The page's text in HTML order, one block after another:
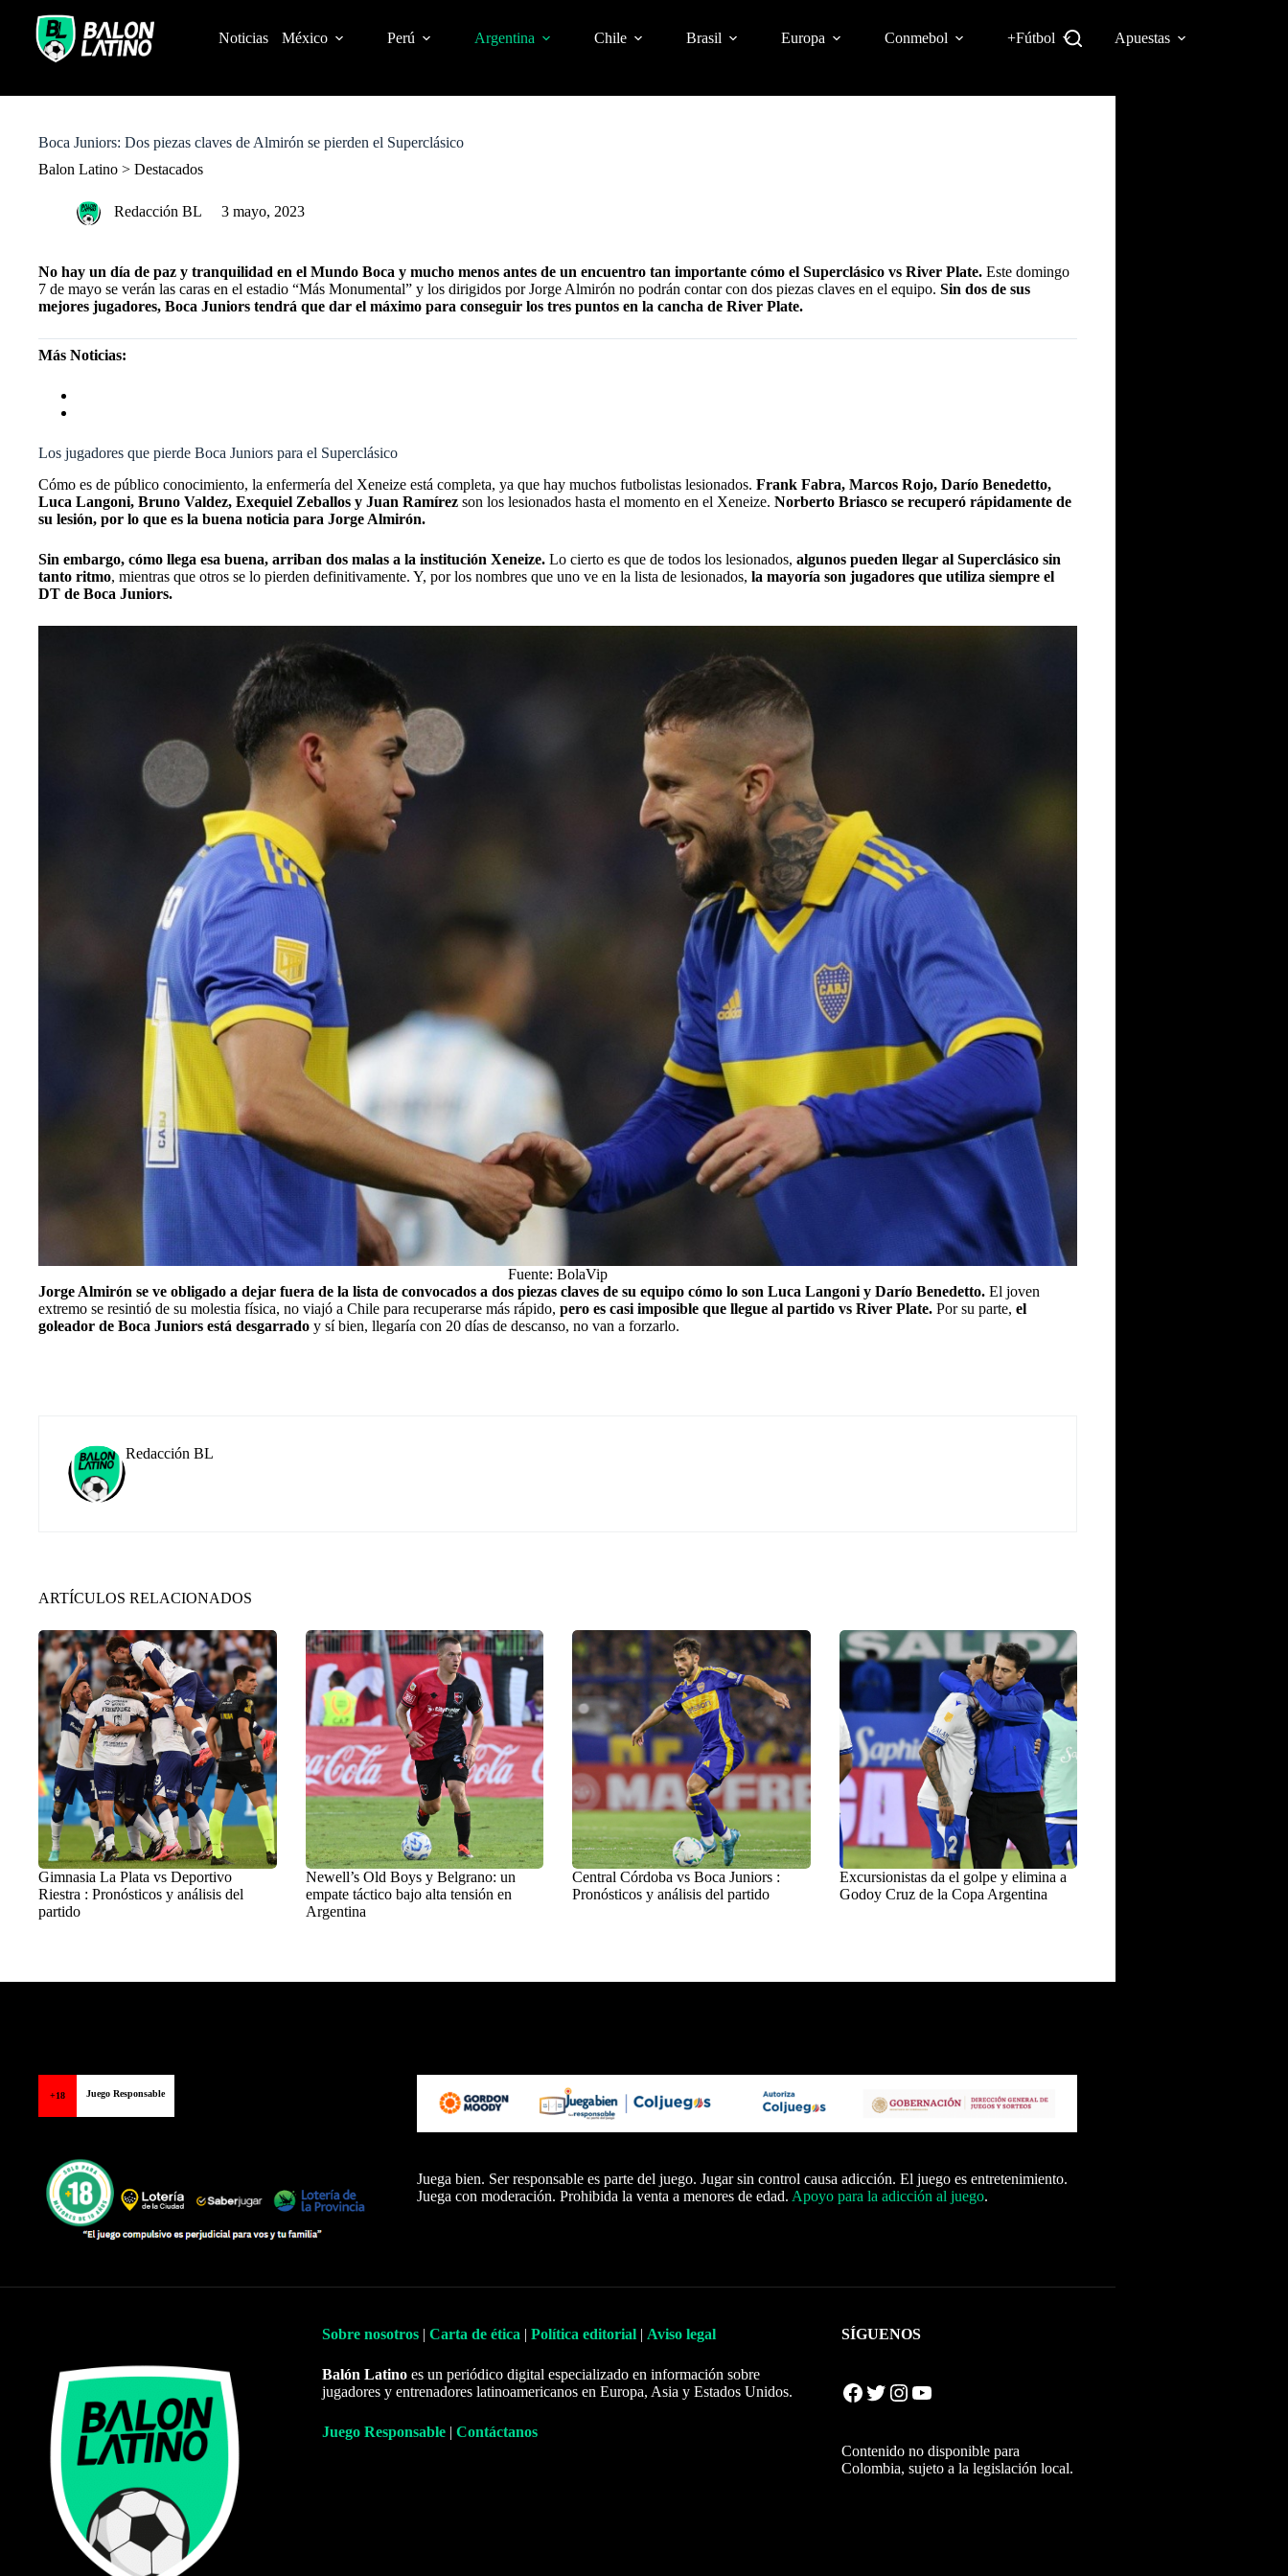
o
Noticias México Perú Argentina Chile Brasil Europa Conmebol +Fútbol Apuestas
Boca Juniors: Dos piezas claves de Almirón se pierden el Superclásico
Balon Latino > Destacados
Redacción BL 3 mayo, 2023
No hay un día de paz y tranquilidad en el Mundo Boca y mucho menos antes de un encuentro tan importante cómo el Superclásico vs River Plate. Este domingo
7 de mayo se verán las caras en el estadio “Más Monumental” y los dirigidos por Jorge Almirón no podrán contar con dos piezas claves en el equipo. Sin dos de sus
mejores jugadores, Boca Juniors tendrá que dar el máximo para conseguir los tres puntos en la cancha de River Plate.
Más Noticias:
Los jugadores que pierde Boca Juniors para el Superclásico
Cómo es de público conocimiento, la enfermería del Xeneize está completa, ya que hay muchos futbolistas lesionados. Frank Fabra, Marcos Rojo, Darío Benedetto,
Luca Langoni, Bruno Valdez, Exequiel Zeballos y Juan Ramírez son los lesionados hasta el momento en el Xeneize. Norberto Briasco se recuperó rápidamente de
su lesión, por lo que es la buena noticia para Jorge Almirón.
Sin embargo, cómo llega esa buena, arriban dos malas a la institución Xeneize. Lo cierto es que de todos los lesionados, algunos pueden llegar al Superclásico sin
tanto ritmo, mientras que otros se lo pierden definitivamente. Y, por los nombres que uno ve en la lista de lesionados, la mayoría son jugadores que utiliza siempre el
DT de Boca Juniors.
Fuente: BolaVip
Jorge Almirón se ve obligado a dejar fuera de la lista de convocados a dos piezas claves de su equipo cómo lo son Luca Langoni y Darío Benedetto. El joven
extremo se resintió de su molestia física, no viajó a Chile para recuperarse más rápido, pero es casi imposible que llegue al partido vs River Plate. Por su parte, el
goleador de Boca Juniors está desgarrado y sí bien, llegaría con 20 días de descanso, no van a forzarlo.
Redacción BL
ARTÍCULOS RELACIONADOS
Gimnasia La Plata vs Deportivo
Riestra : Pronósticos y análisis del
partido
Newell’s Old Boys y Belgrano: un
empate táctico bajo alta tensión en
Argentina
Central Córdoba vs Boca Juniors :
Pronósticos y análisis del partido
Excursionistas da el golpe y elimina a
Godoy Cruz de la Copa Argentina
+18 Juego Responsable
Juega bien. Ser responsable es parte del juego. Jugar sin control causa adicción. El juego es entretenimiento.
Juega con moderación. Prohibida la venta a menores de edad. Apoyo para la adicción al juego.
Sobre nosotros Carta de ética Política editorial Aviso legal
Balón Latino es un periódico digital especializado en información sobre
jugadores y entrenadores latinoamericanos en Europa, Asia y Estados Unidos.
Juego Responsable Contáctanos
SÍGUENOS
Facebook Twitter Instagram YouTube
Contenido no disponible para
Colombia, sujeto a la legislación local.